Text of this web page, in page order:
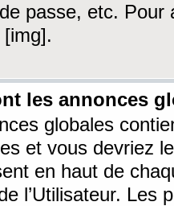
passe, etc. Pour
[img].
les annonces
globales
et vous devriez
en haut de
l’Utilisateur. Les